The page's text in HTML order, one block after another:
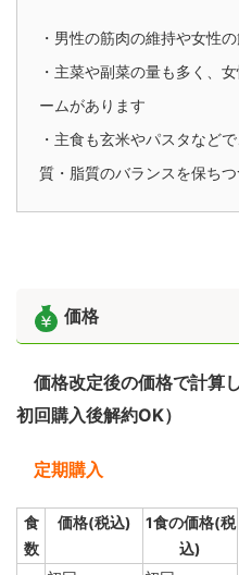
・男性の筋肉の維持や女性
・主菜や副菜の量も多く、
ームがあります
・主食も玄米やパスタなど
質・脂質のバランスを保ち
価格
価格改定後の価格で計算
初回購入後解約OK）
定期購入
食
数
価格(税込)
1食の価格(税
込)